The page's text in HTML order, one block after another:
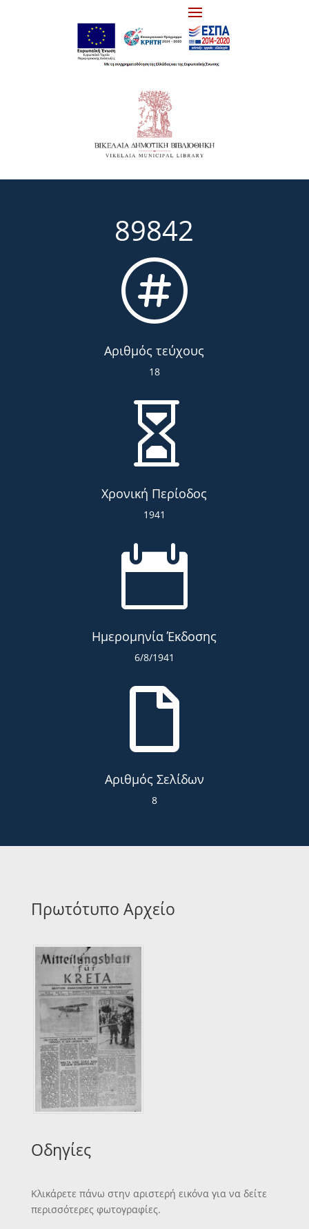
89842

Αριθμός τεύχους
18

Χρονική Περίοδος
1941

Ημερομηνία Έκδοσης
6/8/1941

Αριθμός Σελίδων
8
Πρωτότυπο Αρχείο
Οδηγίες
Κλικάρετε πάνω στην αριστερή εικόνα για να δείτε
περισσότερες φωτογραφίες.